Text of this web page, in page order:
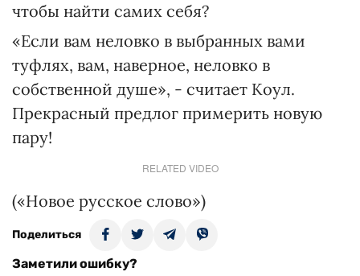
чтобы найти самих себя?
«Если вам неловко в выбранных вами
туфлях, вам, наверное, неловко в
собственной душе», - считает Коул.
Прекрасный предлог примерить новую
пару!
RELATED VIDEO
(«Новое русское слово»)
Поделиться
Заметили ошибку?